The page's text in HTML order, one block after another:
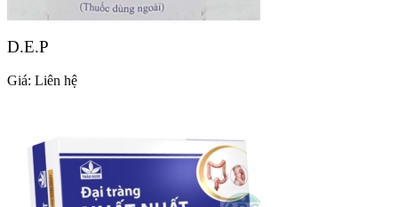
D.E.P
Giá: Liên hệ